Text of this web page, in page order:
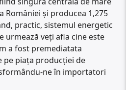
României și producea 1,275
practic, sistemul energetic
urmează veți afla cine este
a fost premediatata
pe piața producției de
ne în importatori